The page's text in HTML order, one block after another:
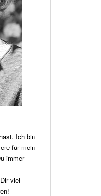
Ich bin
für mein
immer
viel